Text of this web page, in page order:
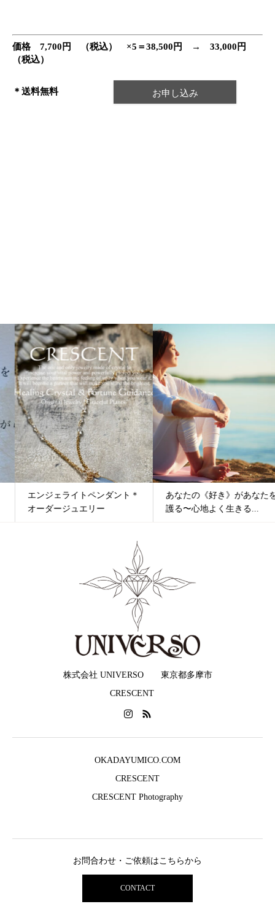
価格 7,700円 （税込） ×5＝38,500円 → 33,000円
（税込）
＊送料無料 お申し込み
エンジェライトペンダント＊
オーダージュエリー
あなたの《好き》があなたを
護る〜心地よく生きる...
株式会社 UNIVERSO 東京都多摩市
CRESCENT
OKADAYUMICO.COM
CRESCENT
CRESCENT Photography
お問合わせ・ご依頼はこちらから
CONTACT